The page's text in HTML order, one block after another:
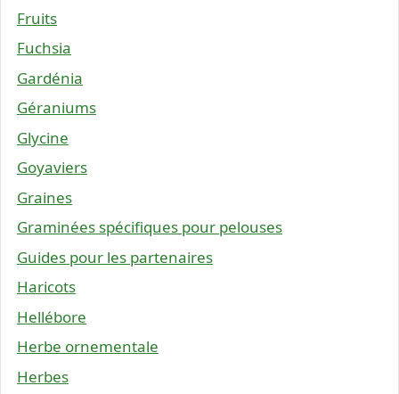
Fruits
Fuchsia
Gardénia
Géraniums
Glycine
Goyaviers
Graines
Graminées spécifiques pour pelouses
Guides pour les partenaires
Haricots
Hellébore
Herbe ornementale
Herbes